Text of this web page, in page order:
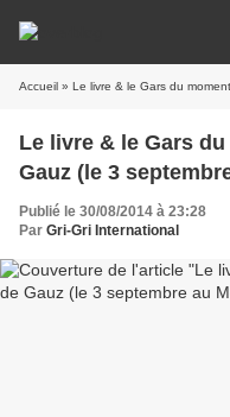
Accueil » Le livre & le Gars du moment /
Le livre & le Gars
Gauz (le 3
Publié le 30/08/2014 à 23:28
Par Gri-Gri International